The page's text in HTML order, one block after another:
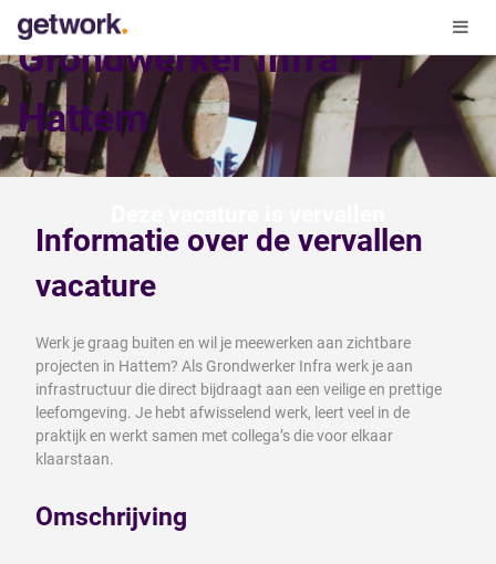
Grondwerker Infra –
Hattem
Informatie over de vervallen
vacature
Werk je graag buiten en wil je meewerken aan zichtbare
projecten in Hattem? Als Grondwerker Infra werk je aan
infrastructuur die direct bijdraagt aan een veilige en prettige
leefomgeving. Je hebt afwisselend werk, leert veel in de
praktijk en werkt samen met collega’s die voor elkaar
klaarstaan.
Omschrijving